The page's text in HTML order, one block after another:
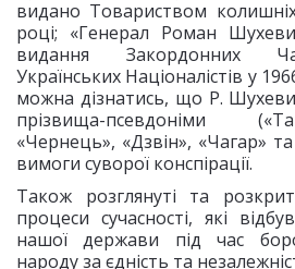
видано Товариством
році; «Генерал Роман
видання Закордонних
Українських Націоналістів у
можна дізнатись, що Р.
прізвища-псевдоніми
«Чернець», «Дзвін», «Чагар»
вимоги суворої конспірації.
Також розглянуті та
процеси сучасності, які
нашої держави під час
народу за єдність та